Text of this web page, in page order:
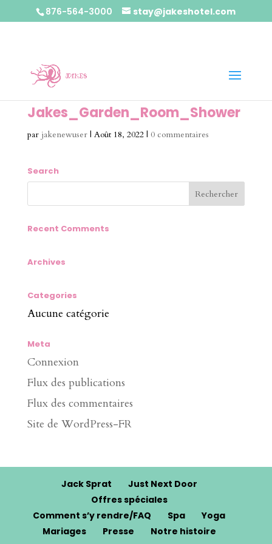
876-564-3000 stay@jakeshotel.com
Jakes_Garden_Room_Shower
par jakenewuser| Août 18, 2022| 0 commentaires
Search
Recent Comments
Archives
Categories
Aucune catégorie
Meta
Connexion
Flux des publications
Flux des commentaires
Site de WordPress-FR
Jack Sprat
Just Next Door
Offres spéciales
Comment s’y rendre/FAQ
Spa
Yoga
Mariages
Presse Notre histoire